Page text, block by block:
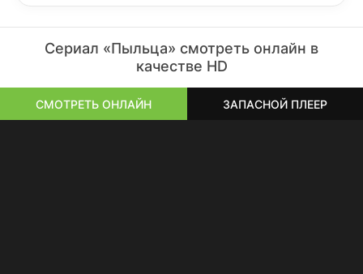
Сериал «Пыльца» смотреть онлайн в
качестве HD
СМОТРЕТЬ ОНЛАЙН ЗАПАСНОЙ ПЛЕЕР